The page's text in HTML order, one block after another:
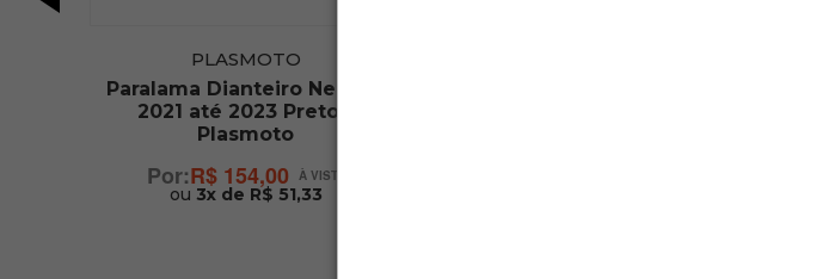
PLASMOTO
Paralama Dianteiro Neo 125
2021 até 2023 Preto -
Plasmoto
R$ 154,00
ou 3x de R$ 51,33